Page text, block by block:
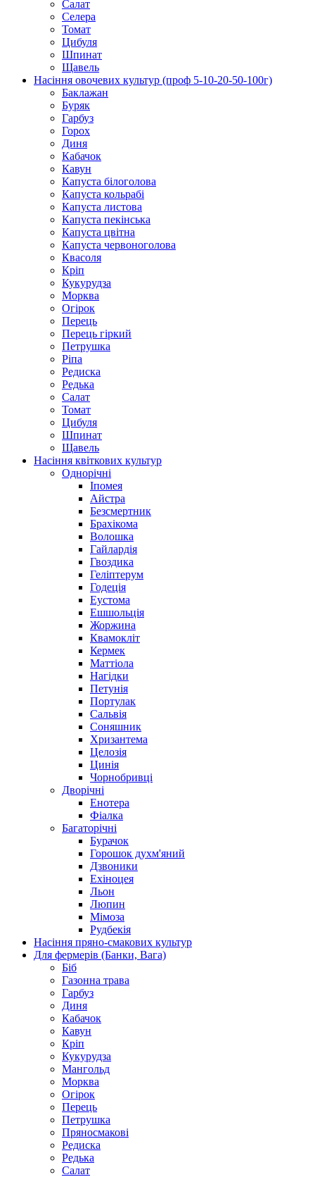
Салат
Селера
Томат
Цибуля
Шпинат
Щавель
Насіння овочевих культур (проф 5-10-20-50-100г)
Баклажан
Буряк
Гарбуз
Горох
Диня
Кабачок
Кавун
Капуста білоголова
Капуста кольрабі
Капуста листова
Капуста пекінська
Капуста цвітна
Капуста червоноголова
Квасоля
Кріп
Кукурудза
Морква
Огірок
Перець
Перець гіркий
Петрушка
Ріпа
Редиска
Редька
Салат
Томат
Цибуля
Шпинат
Щавель
Насіння квіткових культур
Однорічні
Іпомея
Айстра
Безсмертник
Брахікома
Волошка
Гайлардія
Гвоздика
Геліптерум
Годеція
Еустома
Ешшольція
Жоржина
Квамокліт
Кермек
Маттіола
Нагідки
Петунія
Портулак
Сальвія
Соняшник
Хризантема
Целозія
Цинія
Чорнобривці
Дворічні
Енотера
Фіалка
Багаторічні
Бурачок
Горошок духм'яний
Дзвоники
Ехіноцея
Льон
Люпин
Мімоза
Рудбекія
Насіння пряно-смакових культур
Для фермерів (Банки, Вага)
Біб
Газонна трава
Гарбуз
Диня
Кабачок
Кавун
Кріп
Кукурудза
Мангольд
Морква
Огірок
Перець
Петрушка
Пряносмакові
Редиска
Редька
Салат